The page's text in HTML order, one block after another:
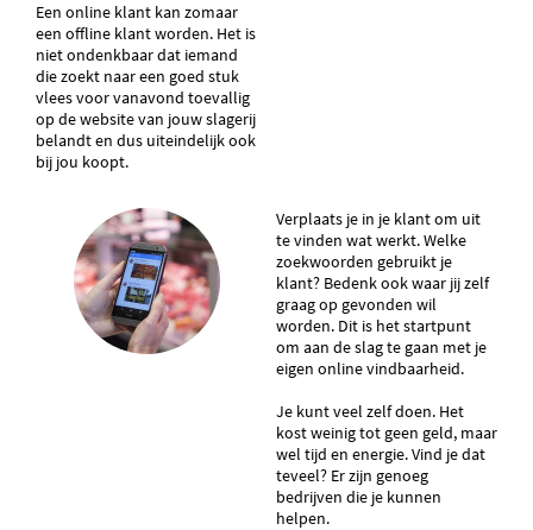
Een online klant kan zomaar
een offline klant worden. Het is
niet ondenkbaar dat iemand
die zoekt naar een goed stuk
vlees voor vanavond toevallig
op de website van jouw slagerij
belandt en dus uiteindelijk ook
bij jou koopt.
Verplaats je in je klant om uit
te vinden wat werkt. Welke
zoekwoorden gebruikt je
klant? Bedenk ook waar jij zelf
graag op gevonden wil
worden. Dit is het startpunt
om aan de slag te gaan met je
eigen online vindbaarheid.
Je kunt veel zelf doen. Het
kost weinig tot geen geld, maar
wel tijd en energie. Vind je dat
teveel? Er zijn genoeg
bedrijven die je kunnen
helpen.